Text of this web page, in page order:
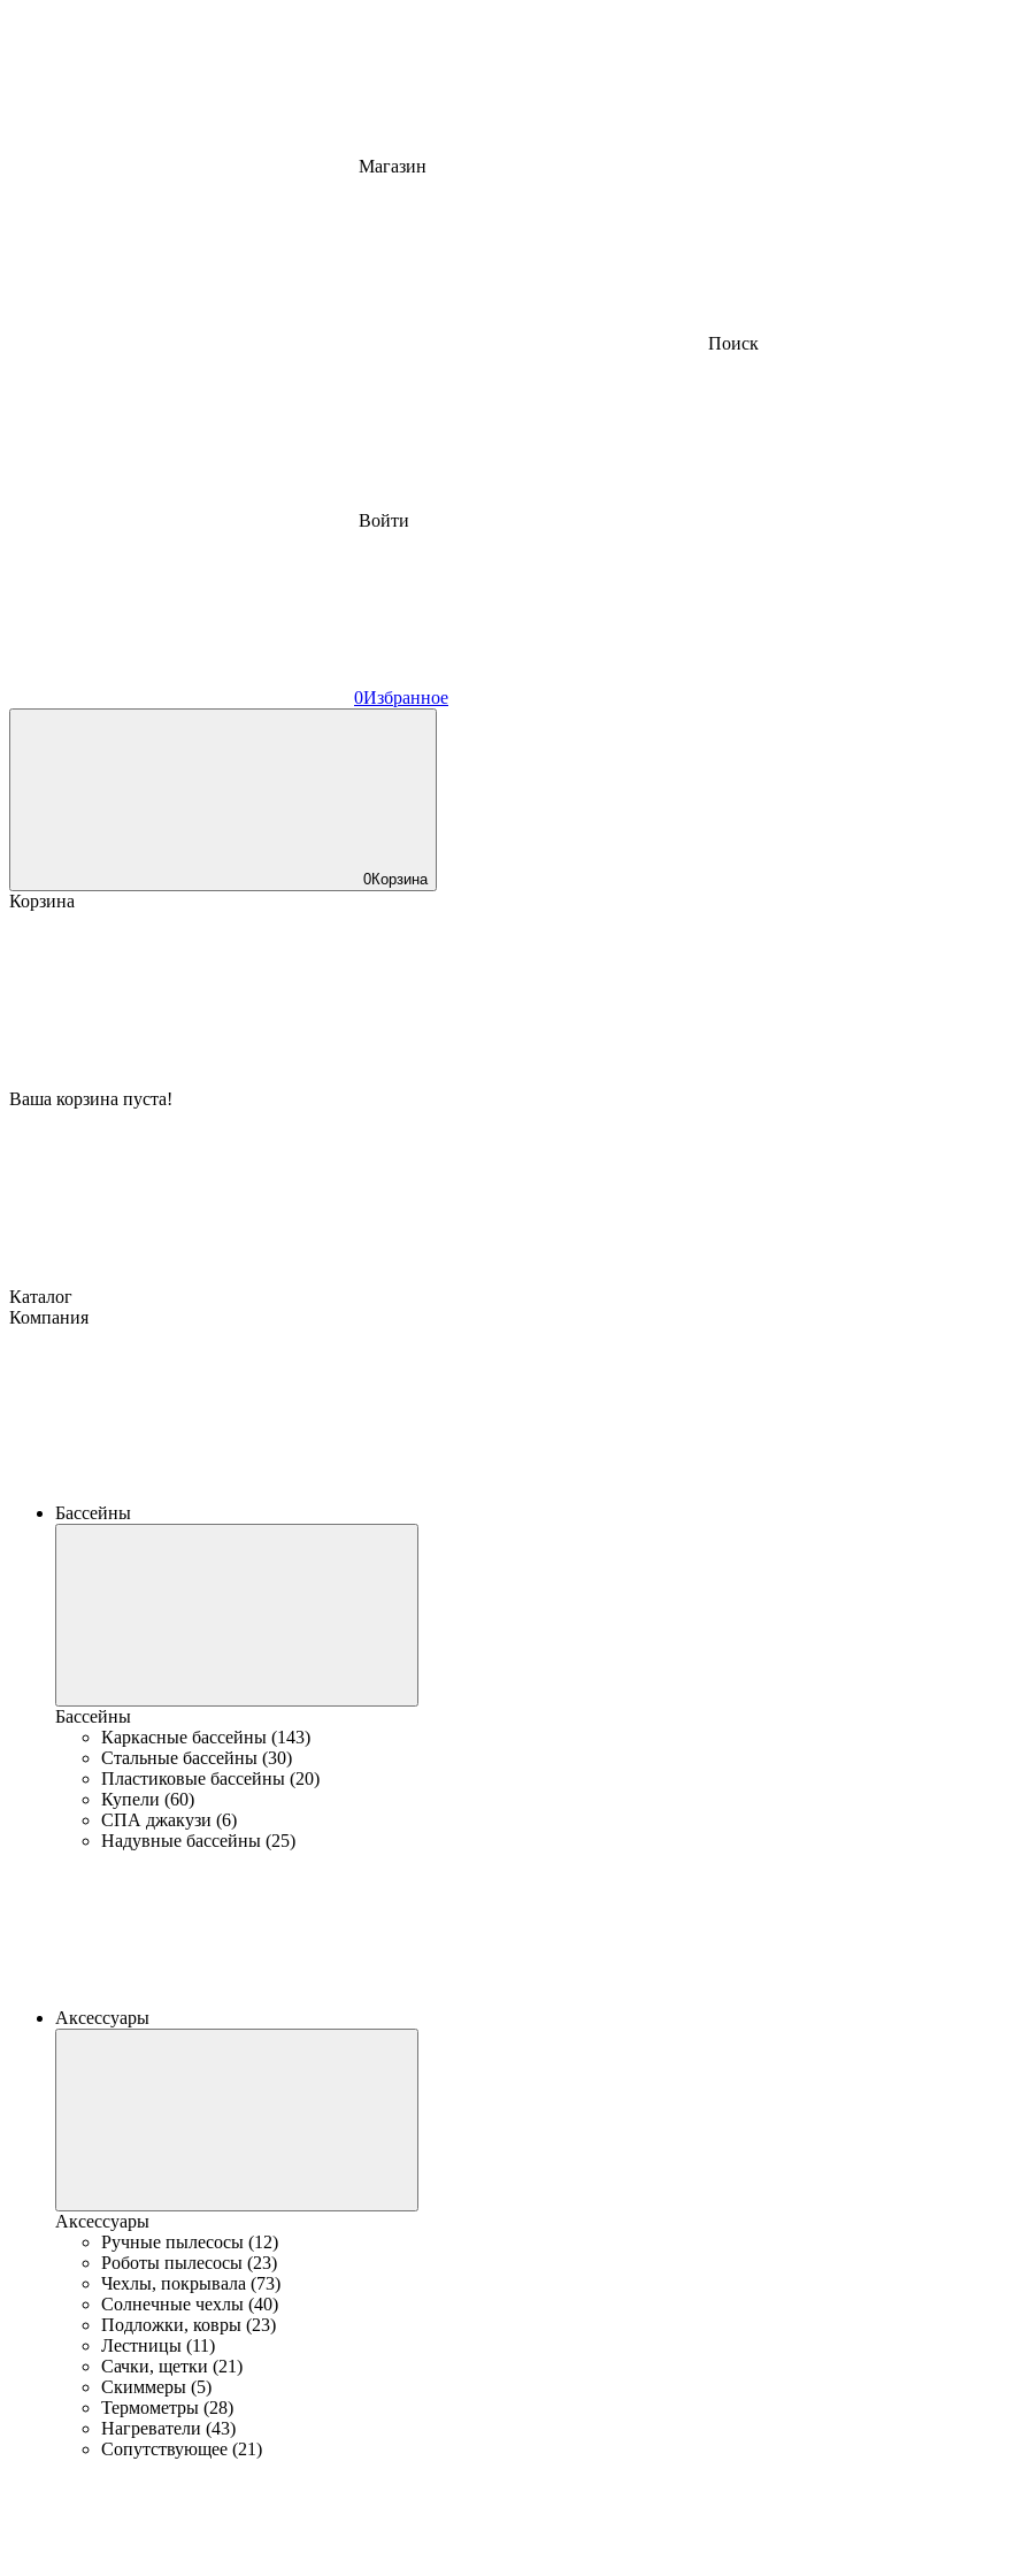
Магазин
Поиск
Войти
0Избранное
0Корзина
Корзина
Ваша корзина пуста!
Каталог
Компания
Бассейны
Бассейны
Каркасные бассейны (143)
Стальные бассейны (30)
Пластиковые бассейны (20)
Купели (60)
СПА джакузи (6)
Надувные бассейны (25)
Аксессуары
Аксессуары
Ручные пылесосы (12)
Роботы пылесосы (23)
Чехлы, покрывала (73)
Солнечные чехлы (40)
Подложки, ковры (23)
Лестницы (11)
Сачки, щетки (21)
Скиммеры (5)
Термометры (28)
Нагреватели (43)
Сопутствующее (21)